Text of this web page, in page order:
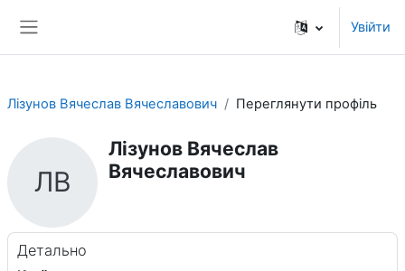
Увійти
Лізунов Вячеслав Вячеславович Переглянути профіль
ЛВ
Лізунов Вячеслав
Вячеславович
Профіль користувача
Детально